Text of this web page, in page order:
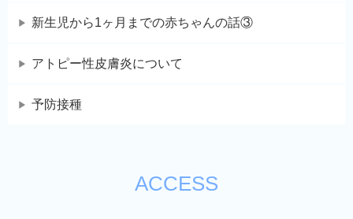
新生児から1ヶ月までの赤ちゃんの話③
アトピー性皮膚炎について
予防接種
ACCESS